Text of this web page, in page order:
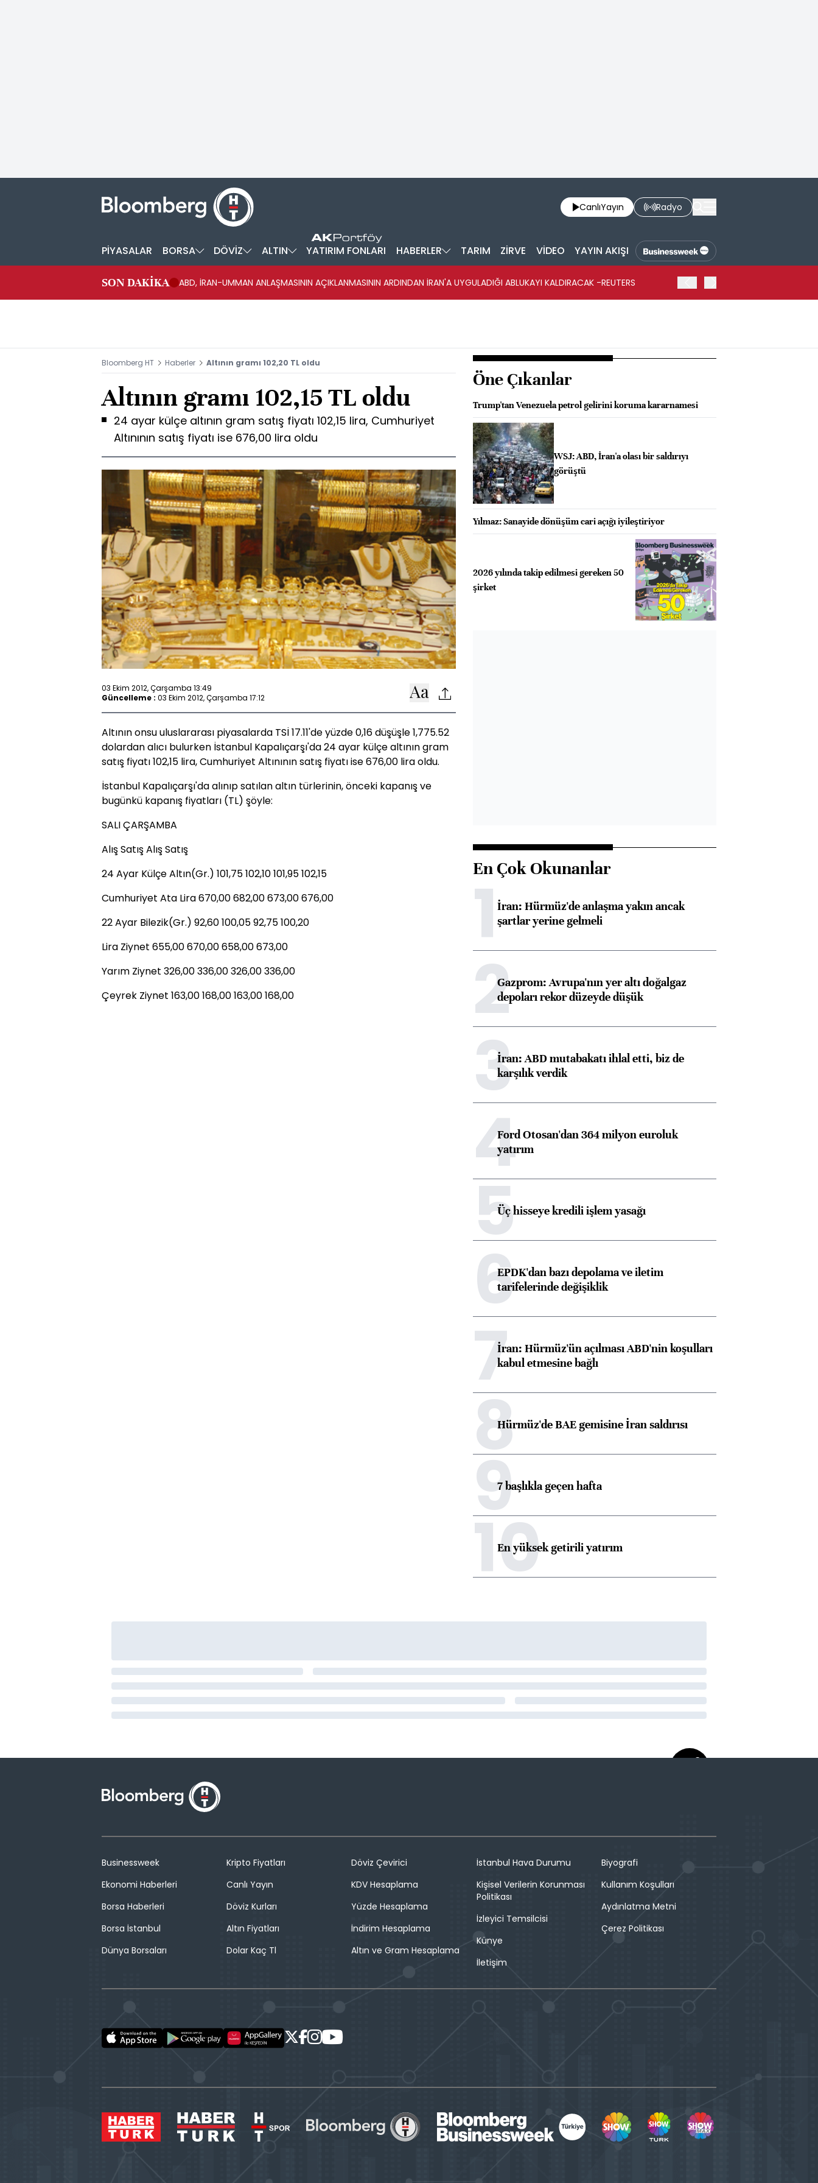
CanlıYayın Radyo
PİYASALAR BORSA DÖVİZ ALTIN YATIRIM FONLARI HABERLER TARIM ZİRVE VİDEO YAYIN AKIŞI
SON DAKİKA ABD, İRAN-UMMAN ANLAŞMASININ AÇIKLANMASININ ARDINDAN İRAN'A UYGULADIĞI ABLUKAYI KALDIRACAK -REUTERS
Bloomberg HT Haberler Altının gramı 102,20 TL oldu
Altının gramı 102,15 TL oldu
24 ayar külçe altının gram satış fiyatı 102,15 lira, Cumhuriyet
Altınının satış fiyatı ise 676,00 lira oldu
03 Ekim 2012, Çarşamba 13:49
Güncelleme : 03 Ekim 2012, Çarşamba 17:12
Altının onsu uluslararası piyasalarda TSİ 17.11'de yüzde 0,16 düşüşle 1,775.52
dolardan alıcı bulurken İstanbul Kapalıçarşı'da 24 ayar külçe altının gram
satış fiyatı 102,15 lira, Cumhuriyet Altınının satış fiyatı ise 676,00 lira oldu.
İstanbul Kapalıçarşı'da alınıp satılan altın türlerinin, önceki kapanış ve
bugünkü kapanış fiyatları (TL) şöyle:
SALI ÇARŞAMBA
Alış Satış Alış Satış
24 Ayar Külçe Altın(Gr.) 101,75 102,10 101,95 102,15
Cumhuriyet Ata Lira 670,00 682,00 673,00 676,00
22 Ayar Bilezik(Gr.) 92,60 100,05 92,75 100,20
Lira Ziynet 655,00 670,00 658,00 673,00
Yarım Ziynet 326,00 336,00 326,00 336,00
Çeyrek Ziynet 163,00 168,00 163,00 168,00
Öne Çıkanlar
Trump'tan Venezuela petrol gelirini koruma kararnamesi
WSJ: ABD, İran'a olası bir saldırıyı
görüştü
Yılmaz: Sanayide dönüşüm cari açığı iyileştiriyor
2026 yılında takip edilmesi gereken 50
şirket
En Çok Okunanlar
1İran: Hürmüz'de anlaşma yakın ancak
şartlar yerine gelmeli
2Gazprom: Avrupa'nın yer altı doğalgaz
depoları rekor düzeyde düşük
3İran: ABD mutabakatı ihlal etti, biz de
karşılık verdik
4Ford Otosan'dan 364 milyon euroluk
yatırım
5Üç hisseye kredili işlem yasağı
6EPDK'dan bazı depolama ve iletim
tarifelerinde değişiklik
7İran: Hürmüz'ün açılması ABD'nin koşulları
kabul etmesine bağlı
8Hürmüz'de BAE gemisine İran saldırısı
97 başlıkla geçen hafta
10
En yüksek getirili yatırım
Businessweek
Ekonomi Haberleri
Borsa Haberleri
Borsa İstanbul
Dünya Borsaları
Kripto Fiyatları
Canlı Yayın
Döviz Kurları
Altın Fiyatları
Dolar Kaç Tl
Döviz Çevirici
KDV Hesaplama
Yüzde Hesaplama
İndirim Hesaplama
Altın ve Gram Hesaplama
İstanbul Hava Durumu
Kişisel Verilerin Korunması
Politikası
İzleyici Temsilcisi
Künye
İletişim
Biyografi
Kullanım Koşulları
Aydınlatma Metni
Çerez Politikası